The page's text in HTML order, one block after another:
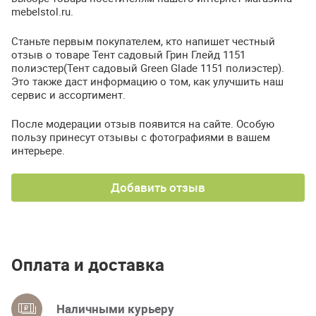
mebelstol.ru.
Станьте первым покупателем, кто напишет честный
отзыв о товаре Тент садовый Грин Глейд 1151
полиэстер(Тент садовый Green Glade 1151 полиэстер).
Это также даст информацию о том, как улучшить наш
сервис и ассортимент.
После модерации отзыв появится на сайте. Особую
пользу принесут отзывы с фотографиями в вашем
интерьере.
Добавить отзыв
Оплата и доставка
Наличными курьеру